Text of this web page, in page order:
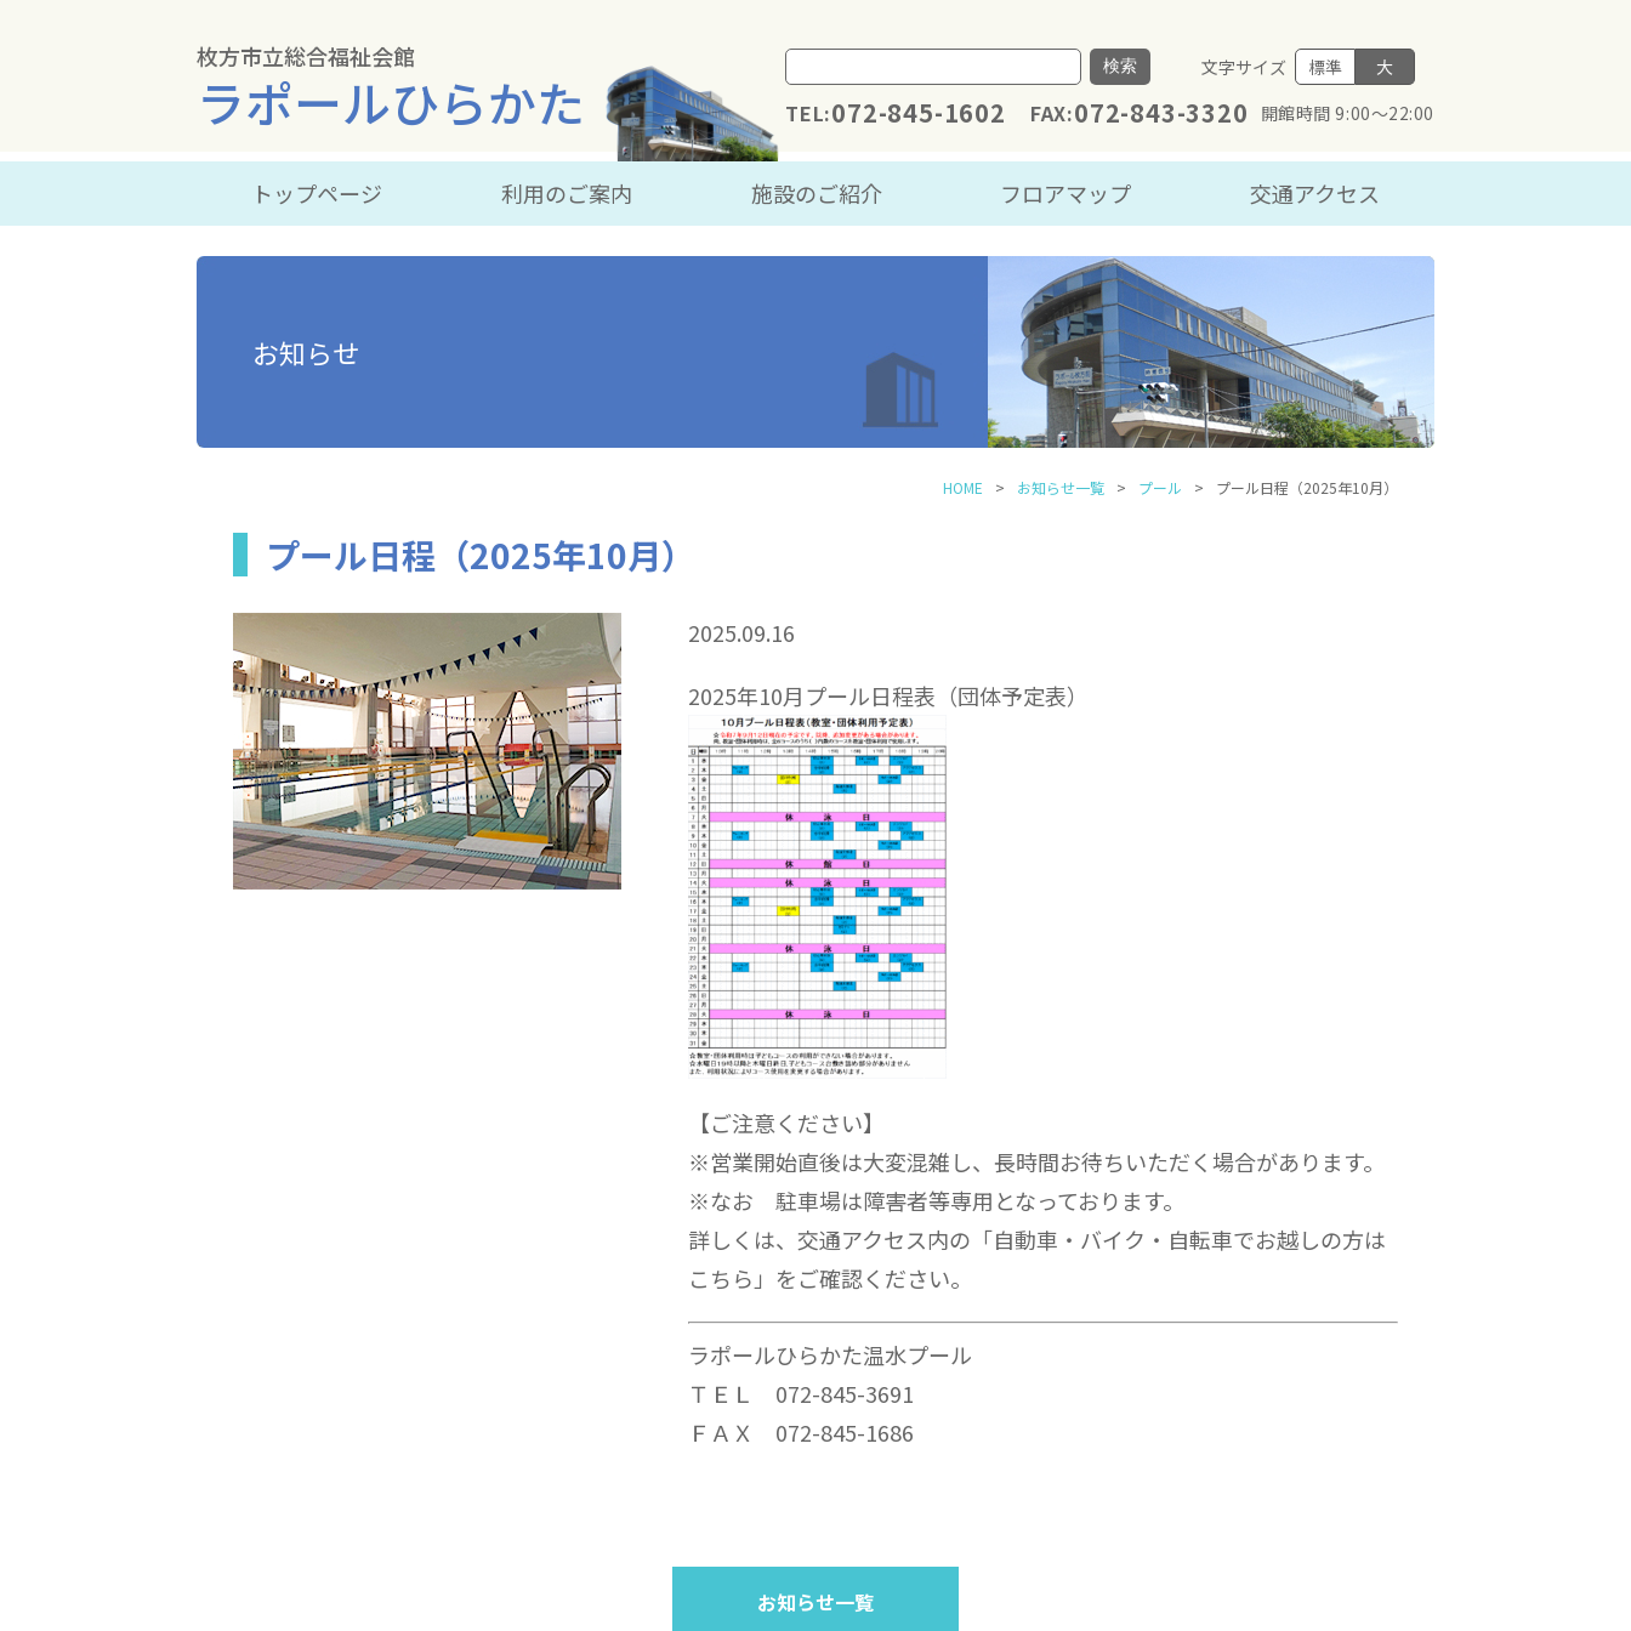
枚方市立総合福祉会館
ラポールひらかた
検索 文字サイズ 標準 大
TEL:072-845-1602 FAX:072-843-3320 開館時間 9:00～22:00
トップページ 利用のご案内 施設のご紹介 フロアマップ 交通アクセス
お知らせ
HOME お知らせ一覧 プール プール日程（2025年10月）
プール日程（2025年10月）
2025.09.16
2025年10月プール日程表（団体予定表）
【ご注意ください】
※営業開始直後は大変混雑し、長時間お待ちいただく場合があります。
※なお 駐車場は障害者等専用となっております。
詳しくは、交通アクセス内の「自動車・バイク・自転車でお越しの方は
こちら」をご確認ください。
ラポールひらかた温水プール
ＴＥＬ 072-845-3691
ＦＡＸ 072-845-1686
お知らせ一覧